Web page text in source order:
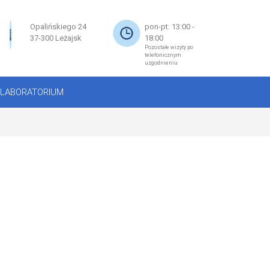
Opalińskiego 24
37-300 Leżajsk
pon-pt: 13:00 -
18:00
Pozostałe wizyty po
telefonicznym
uzgodnieniu
LABORATORIUM